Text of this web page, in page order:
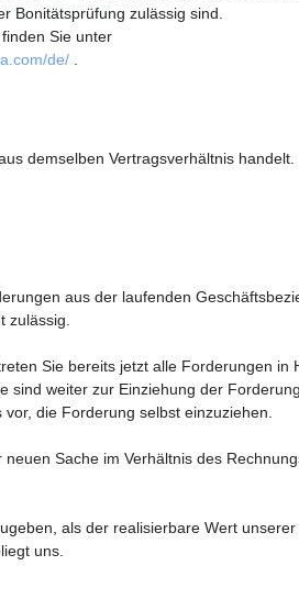
Bonitätsprüfung zulässig sind.
Sie unter
de/
demselben Vertragsverhältnis handelt.
aus der laufenden
zulässig.
Sie bereits jetzt alle Forderungen in
weiter zur Einziehung der
die Forderung selbst einzuziehen.
Sache im Verhältnis des
als der realisierbare Wert
uns.